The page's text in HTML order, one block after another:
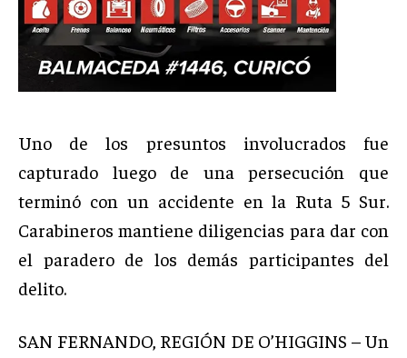
Uno de los presuntos involucrados fue
capturado luego de una persecución que
terminó con un accidente en la Ruta 5 Sur.
Carabineros mantiene diligencias para dar con
el paradero de los demás participantes del
delito.
SAN FERNANDO, REGIÓN DE O’HIGGINS – Un